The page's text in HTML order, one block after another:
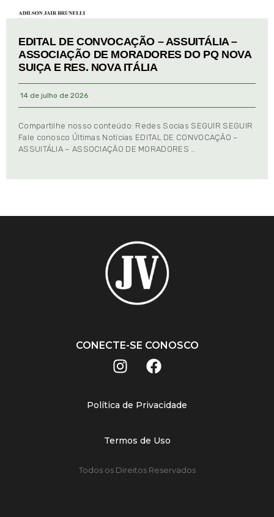
EDITAL DE CONVOCAÇÃO – ASSUITÁLIA –
ASSOCIAÇÃO DE MORADORES DO PQ NOVA
SUIÇA E RES. NOVA ITÁLIA
14 de julho de 2026
Compartilhe nosso conteúdo: Redes Socias SEGUIR SEGUIR
Fale conosco Últimas Notícias EDITAL DE CONVOCAÇÃO –
ASSUITÁLIA – ASSOCIAÇÃO DE MORADORES …
CONECTE-SE CONOSCO
Política de Privacidade
Termos de Uso
Todos os Direitos Reservados